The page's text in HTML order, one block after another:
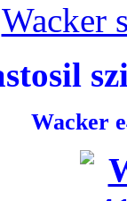
Wacker
Wacker